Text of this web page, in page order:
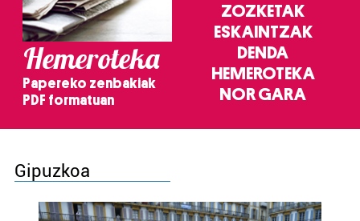
Hemeroteka
Papereko zenbakiak
PDF formatuan
ZOZKETAK
ESKAINTZAK
DENDA
HEMEROTEKA
NOR GARA
Gipuzkoa